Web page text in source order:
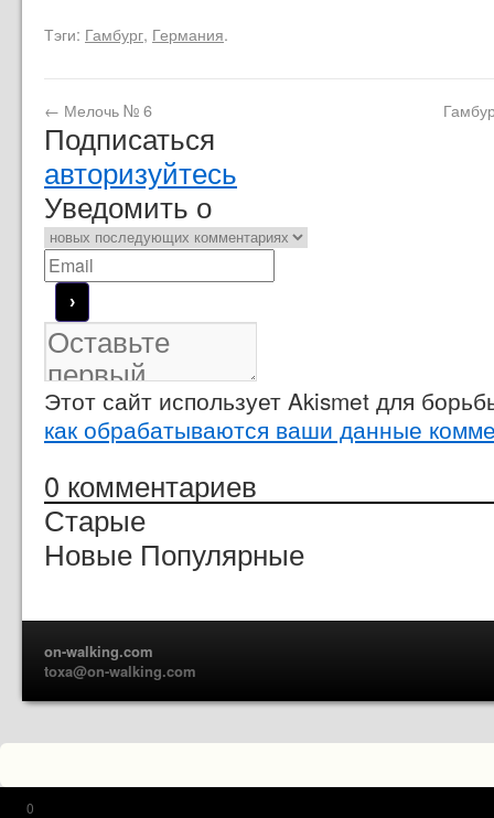
Тэги: Гамбург, Германия.
← Мелочь № 6
Подписаться
авторизуйтесь
Уведомить о
Этот сайт использует Akismet для
как обрабатываются ваши данные
0 комментариев
Старые
Новые Популярные
on-walking.com
toxa@on-walking.com
0